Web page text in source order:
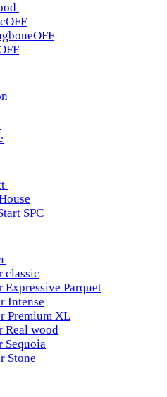
SPC
classic
Parquet
Intense
Premium XL
wood
Sequoia
Stone